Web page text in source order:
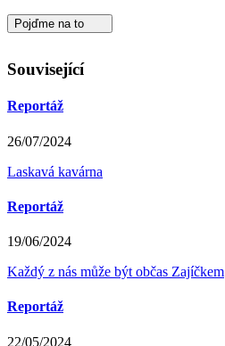
Pojďme na to
Související
Reportáž
26/07/2024
Laskavá kavárna
Reportáž
19/06/2024
Každý z nás může být občas Zajíčkem
Reportáž
22/05/2024